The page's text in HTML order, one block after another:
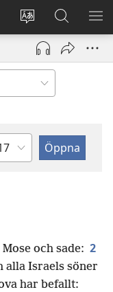
Ändra
webbplatsens
språk
Logga
(öppnar
fönster)
Sök
på
jw.org
och sade: 2
alla Israels söner
har befallt: